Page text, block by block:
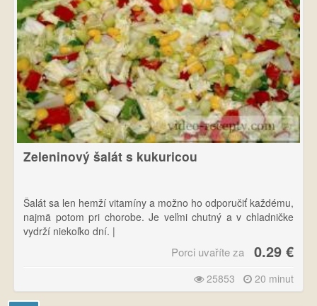
Zeleninový šalát s kukuricou
Šalát sa len hemží vitamíny a možno ho odporučiť každému,
najmä potom pri chorobe. Je veľmi chutný a v chladničke
vydrží niekoľko dní. |
Podľa tabuľky GDA sami vidíte, že napchať sa ním pri diéte
Porci uvaříte za 0.29 €
25853 20 minut